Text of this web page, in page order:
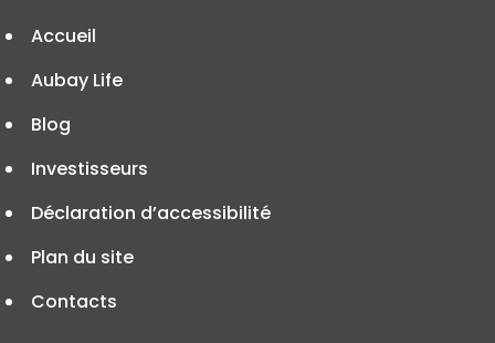
Accueil
Aubay Life
Blog
Investisseurs
Déclaration d’accessibilité
Plan du site
Contacts